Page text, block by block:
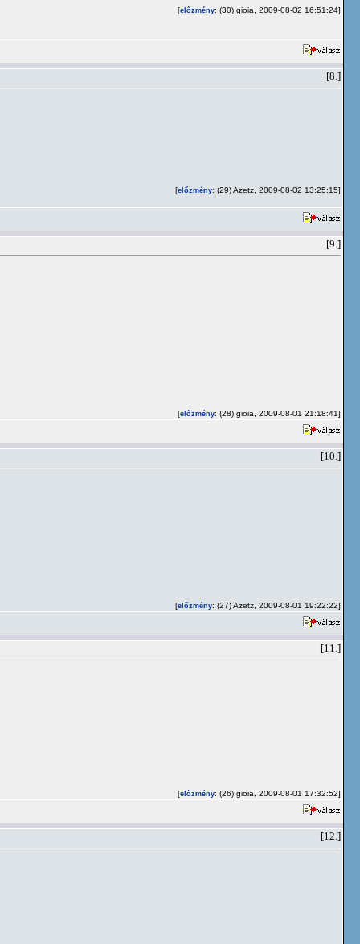
[előzmény: (30) gioia, 2009-08-02 16:51:24]
[8.]
[előzmény: (29) Azetz, 2009-08-02 13:25:15]
[9.]
[előzmény: (28) gioia, 2009-08-01 21:18:41]
[10.]
[előzmény: (27) Azetz, 2009-08-01 19:22:22]
[11.]
[előzmény: (26) gioia, 2009-08-01 17:32:52]
[12.]